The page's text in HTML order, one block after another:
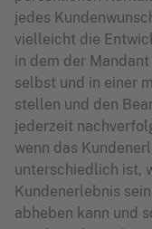
jedes
vielleicht die
in dem der
selbst und in einer
stellen und den
jederzeit
wenn das
unterschiedlich ist,
Kundenerlebnis
abheben kann und